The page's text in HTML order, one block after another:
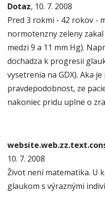
Dotaz, 10. 7. 2008
Pred 3 rokmi - 42 rokov -
normotenzny zeleny
medzi 9 a 11 mm Hg).
dochadza k progresii
vysetrenia na GDX). Aka
pravdepodobnost, ze
nakoniec pridu uplne o
10. 7. 2008
Život není matematika. U
glaukom s výraznými